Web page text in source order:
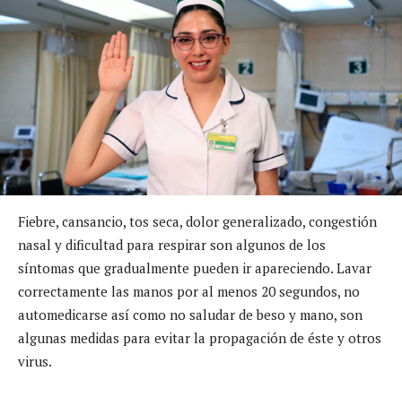
Fiebre, cansancio, tos seca, dolor generalizado, congestión
nasal y dificultad para respirar son algunos de los
síntomas que gradualmente pueden ir apareciendo. Lavar
correctamente las manos por al menos 20 segundos, no
automedicarse así como no saludar de beso y mano, son
algunas medidas para evitar la propagación de éste y otros
virus.